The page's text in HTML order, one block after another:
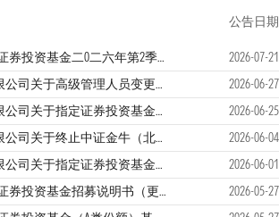
公告日期
富国沪深300增强证券投资基金二0二六年第2季度报告
2026-07-21
富国基金管理有限公司关于高级管理人员变更的公告
2026-06-27
富国基金管理有限公司关于指定证券投资基金主流动性服务商的公告
2026-06-25
富国基金管理有限公司关于终止中证金牛（北京）基金销售有限公司办理本公司旗下基金销售业务的公告
2026-06-04
国泰基金管理有限公司关于指定证券投资基金主流动性服务商的公告
2026-06-01
富国沪深300增强证券投资基金招募说明书（更新）(2026年第1号)
2026-05-27